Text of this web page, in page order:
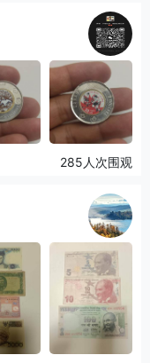
285人次围观